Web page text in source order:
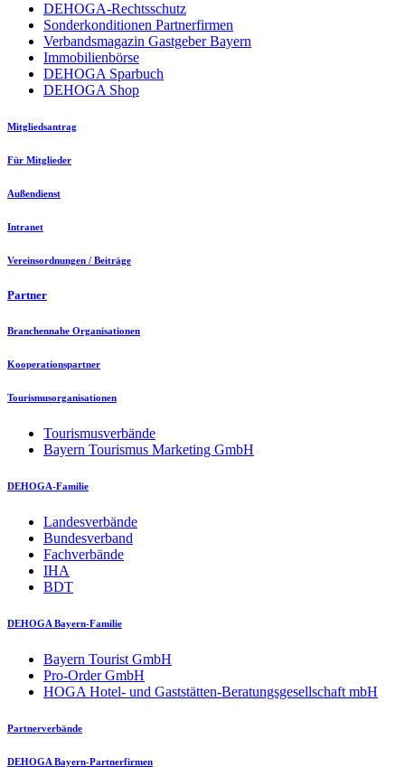
DEHOGA-Rechtsschutz
Sonderkonditionen Partnerfirmen
Verbandsmagazin Gastgeber Bayern
Immobilienbörse
DEHOGA Sparbuch
DEHOGA Shop
Mitgliedsantrag
Für Mitglieder
Außendienst
Intranet
Vereinsordnungen / Beiträge
Partner
Branchennahe Organisationen
Kooperationspartner
Tourismusorganisationen
Tourismusverbände
Bayern Tourismus Marketing GmbH
DEHOGA-Familie
Landesverbände
Bundesverband
Fachverbände
IHA
BDT
DEHOGA Bayern-Familie
Bayern Tourist GmbH
Pro-Order GmbH
HOGA Hotel- und Gaststätten-Beratungsgesellschaft mbH
Partnerverbände
DEHOGA Bayern-Partnerfirmen